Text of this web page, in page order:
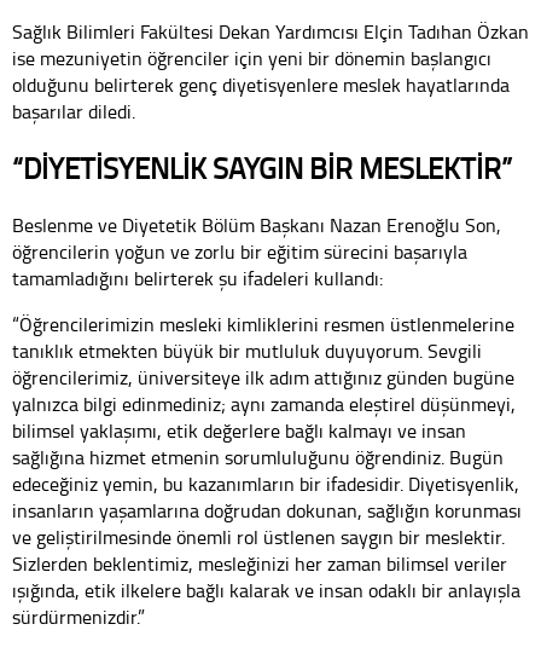
Sağlık Bilimleri Fakültesi Dekan Yardımcısı Elçin Tadıhan Özkan
ise mezuniyetin öğrenciler için yeni bir dönemin başlangıcı
olduğunu belirterek genç diyetisyenlere meslek hayatlarında
başarılar diledi.
“DİYETİSYENLİK SAYGIN BİR MESLEKTİR”
Beslenme ve Diyetetik Bölüm Başkanı Nazan Erenoğlu Son,
öğrencilerin yoğun ve zorlu bir eğitim sürecini başarıyla
tamamladığını belirterek şu ifadeleri kullandı:
“Öğrencilerimizin mesleki kimliklerini resmen üstlenmelerine
tanıklık etmekten büyük bir mutluluk duyuyorum. Sevgili
öğrencilerimiz, üniversiteye ilk adım attığınız günden bugüne
yalnızca bilgi edinmediniz; aynı zamanda eleştirel düşünmeyi,
bilimsel yaklaşımı, etik değerlere bağlı kalmayı ve insan
sağlığına hizmet etmenin sorumluluğunu öğrendiniz. Bugün
edeceğiniz yemin, bu kazanımların bir ifadesidir. Diyetisyenlik,
insanların yaşamlarına doğrudan dokunan, sağlığın korunması
ve geliştirilmesinde önemli rol üstlenen saygın bir meslektir.
Sizlerden beklentimiz, mesleğinizi her zaman bilimsel veriler
ışığında, etik ilkelere bağlı kalarak ve insan odaklı bir anlayışla
sürdürmenizdir.”